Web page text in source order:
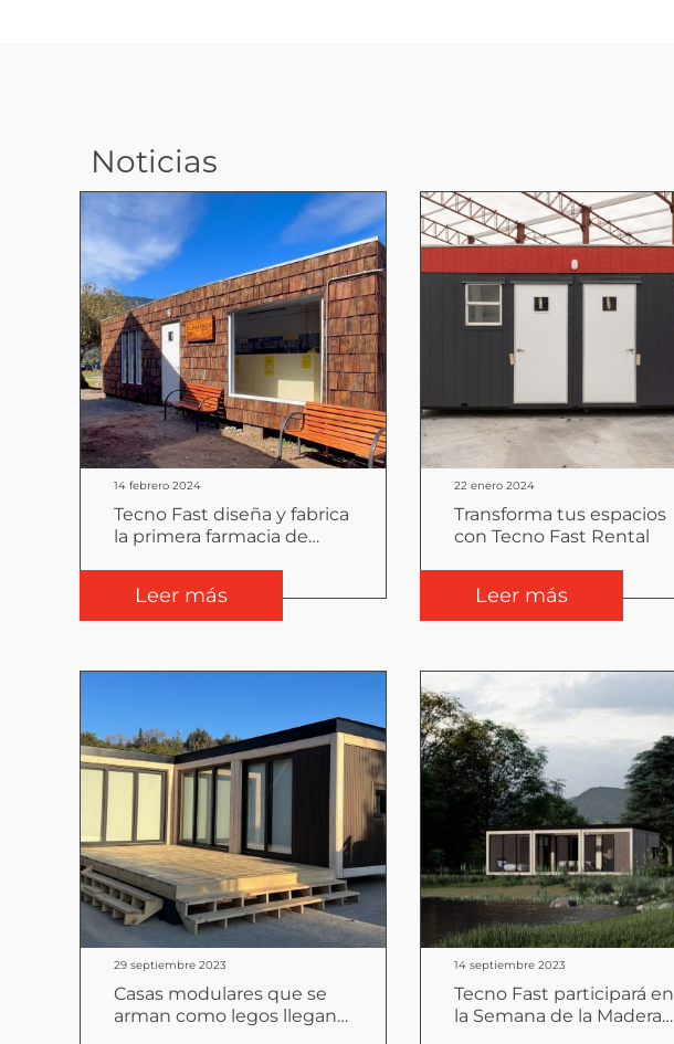
Noticias
14 febrero 2024
Tecno Fast diseña y fabrica
la primera farmacia de
Leer más
22 enero 2024
Transforma tus espacios
con Tecno Fast Rental
Leer más
29 septiembre 2023
Casas modulares que se
arman como legos llegan
14 septiembre 2023
Tecno Fast participará en
la Semana de la Madera